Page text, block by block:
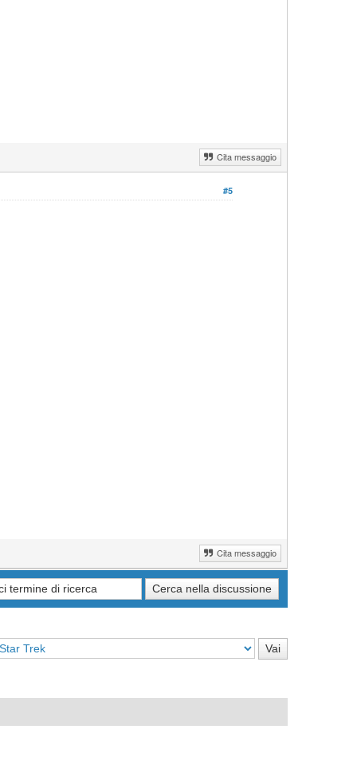
Cita messaggio
#5
Cita messaggio